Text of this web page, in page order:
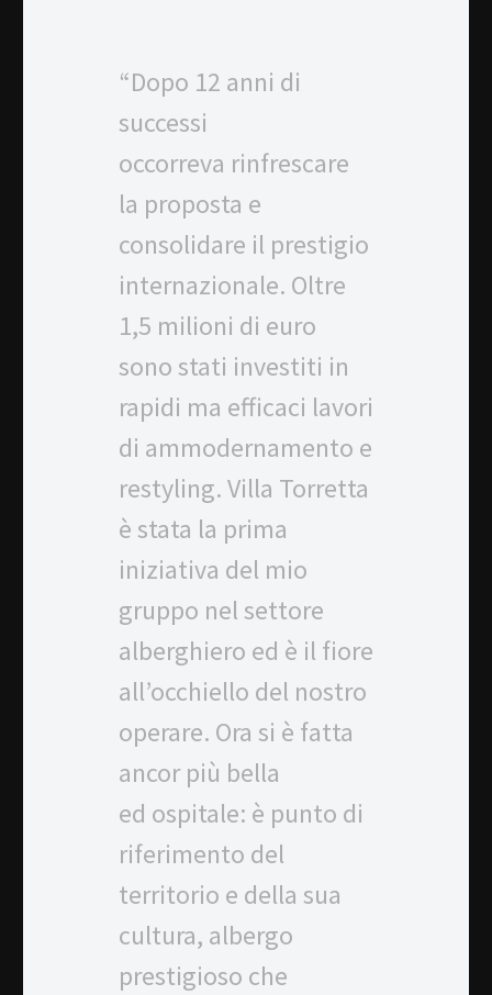
“Dopo 12 anni di
successi
occorreva rinfrescare
la proposta e
consolidare il prestigio
internazionale. Oltre
1,5 milioni di euro
sono stati investiti in
rapidi ma efficaci lavori
di ammodernamento e
restyling. Villa Torretta
è stata la prima
iniziativa del mio
gruppo nel settore
alberghiero ed è il fiore
all’occhiello del nostro
operare. Ora si è fatta
ancor più bella
ed ospitale: è punto di
riferimento del
territorio e della sua
cultura, albergo
prestigioso che